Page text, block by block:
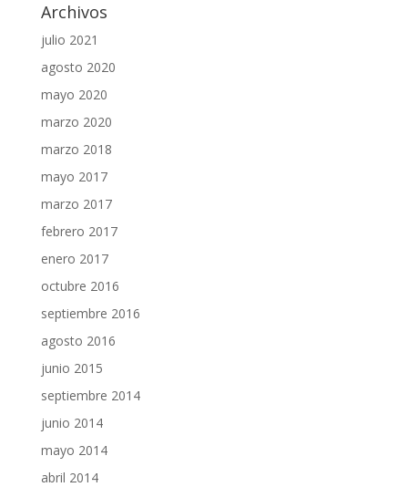
Archivos
julio 2021
agosto 2020
mayo 2020
marzo 2020
marzo 2018
mayo 2017
marzo 2017
febrero 2017
enero 2017
octubre 2016
septiembre 2016
agosto 2016
junio 2015
septiembre 2014
junio 2014
mayo 2014
abril 2014